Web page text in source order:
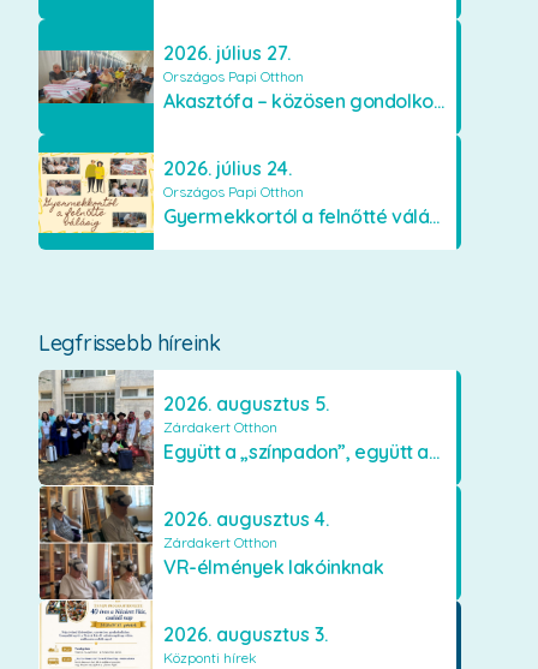
2026. július 27.
Országos Papi Otthon
Akasztófa – közösen gondolkodva
2026. július 24.
Országos Papi Otthon
Gyermekkortól a felnőtté válásig
Legfrissebb híreink
2026. augusztus 5.
Zárdakert Otthon
Együtt a „színpadon”, együtt az élményekért 🎭✨
2026. augusztus 4.
Zárdakert Otthon
VR-élmények lakóinknak
2026. augusztus 3.
Központi hírek